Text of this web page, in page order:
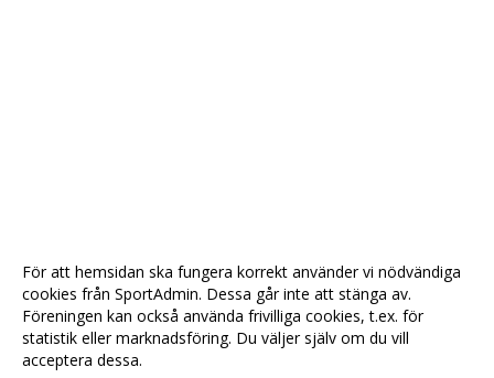
För att hemsidan ska fungera korrekt använder vi nödvändiga
cookies från SportAdmin. Dessa går inte att stänga av.
Föreningen kan också använda frivilliga cookies, t.ex. för
statistik eller marknadsföring. Du väljer själv om du vill
acceptera dessa.